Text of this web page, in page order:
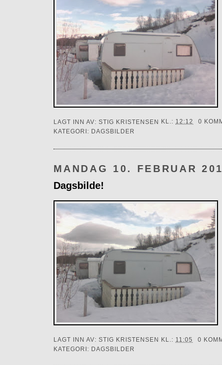
LAGT INN AV: STIG KRISTENSEN KL.: 12:12
0
KATEGORI: DAGSBILDER
MANDAG 10. FEBRUAR
Dagsbilde!
LAGT INN AV: STIG KRISTENSEN KL.: 11:05
0
KATEGORI: DAGSBILDER